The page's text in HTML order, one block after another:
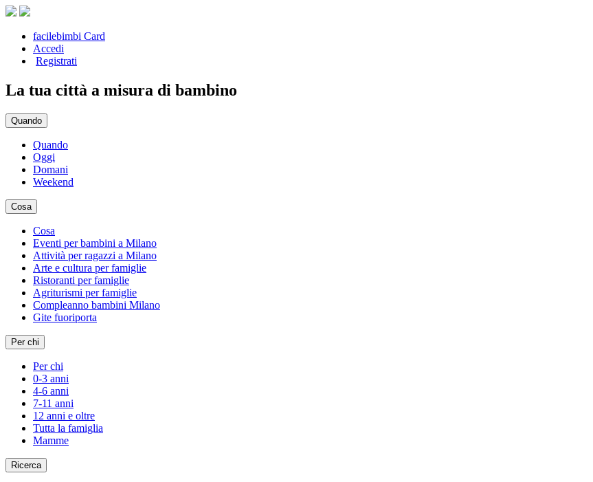
facilebimbi Card
Accedi
Registrati
La tua città a misura di bambino
Quando
Quando
Oggi
Domani
Weekend
Cosa
Cosa
Eventi per bambini a Milano
Attività per ragazzi a Milano
Arte e cultura per famiglie
Ristoranti per famiglie
Agriturismi per famiglie
Compleanno bambini Milano
Gite fuoriporta
Per chi
Per chi
0-3 anni
4-6 anni
7-11 anni
12 anni e oltre
Tutta la famiglia
Mamme
Ricerca